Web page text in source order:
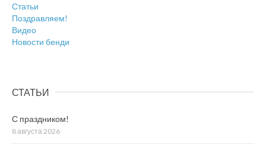
Статьи
Поздравляем!
Видео
Новости бенди
СТАТЬИ
С праздником!
8 августа 2026